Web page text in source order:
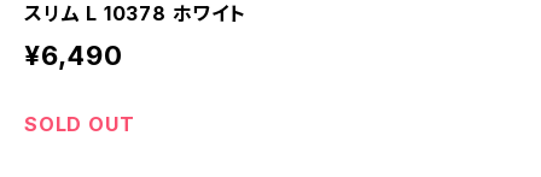
スリム L 10378 ホワイト
¥6,490
SOLD OUT